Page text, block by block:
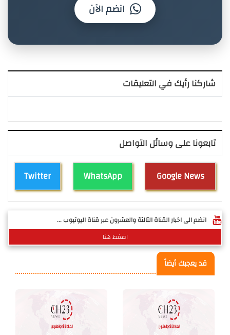
انضم الآن
شاركنا رأيك في التعليقات
تابعونا على وسائل التواصل
Twitter WhatsApp Google News
انضم الى اخبار القناة الثالثة والعشرون عبر قناة اليوتيوب ...
اضغط هنا
قد يعجبك أيضاً